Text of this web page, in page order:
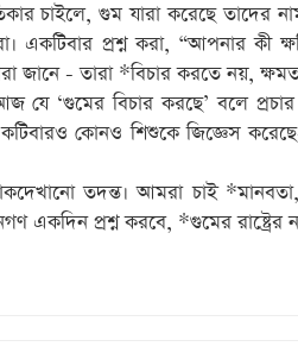
চাইলে, গুম যারা করেছে তাদের
একটিবার প্রশ্ন করা, “আপনার কী
জানে - তারা *বিচার করতে নয়,
যে ‘গুমের বিচার করছে’ বলে
কোনও শিশুকে জিজ্ঞেস
তদন্ত। আমরা চাই *মানবতা,
একদিন প্রশ্ন করবে, *গুমের